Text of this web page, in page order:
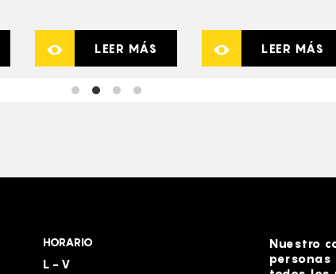
LEER MÁS LEER MÁS
HORARIO
L - V
Nuestro
personas